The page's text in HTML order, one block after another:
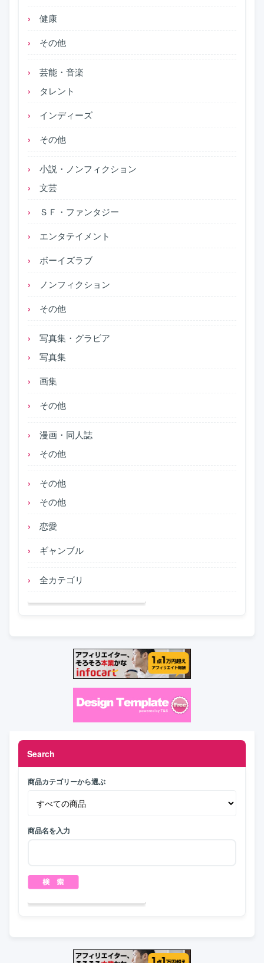
健康
その他
芸能・音楽
タレント
インディーズ
その他
小説・ノンフィクション
文芸
ＳＦ・ファンタジー
エンタテイメント
ボーイズラブ
ノンフィクション
その他
写真集・グラビア
写真集
画集
その他
漫画・同人誌
その他
その他
その他
恋愛
ギャンブル
全カテゴリ
Search
商品カテゴリーから選ぶ
商品名を入力